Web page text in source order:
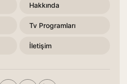
Hakkında
Tv Programları
İletişim